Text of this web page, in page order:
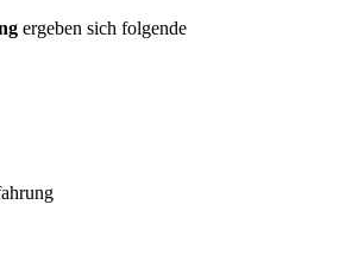
ergeben sich folgende